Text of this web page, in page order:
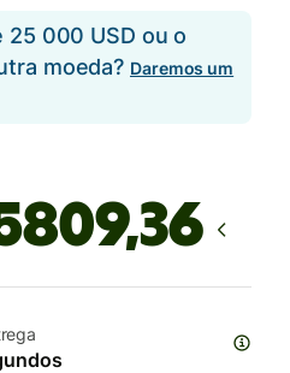
25 000 USD ou o
moeda? Daremos um